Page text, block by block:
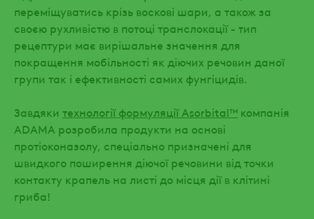
переміщуватись крізь воскові шари, а також за
своєю рухливістю в потоці транслокації - тип
рецептури має вирішальне значення для
покращення мобільності як діючих речовин даної
групи так і ефективності самих фунгіцидів.
Завдяки технології формуляції Asorbital™ компанія
ADAMA розробила продукти на основі
протіоконазолу, спеціально призначені для
швидкого поширення діючої речовини від точки
контакту крапель на листі до місця дії в клітині
гриба!